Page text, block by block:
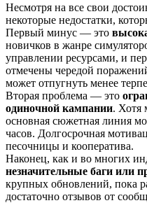
Несмотря на все свои
некоторые недостатки,
Первый минус — это
новичков в жанре
управлении ресурсами, и
отмечены чередой
может отпугнуть менее
Вторая проблема — это
одиночной кампании. Хотя
основная сюжетная линия
часов. Долгосрочная
песочницы и кооператива.
Наконец, как и во многих
незначительные баги или
крупных обновлений, пока
достаточно отзывов от